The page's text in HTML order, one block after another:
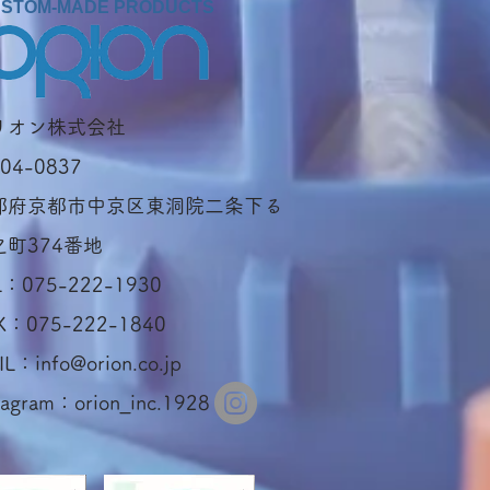
MADE PRODUCTS
オン株式会社
0837
府京都市中京区東洞院二条下る
町374番地
：075-222-1930
：075-222-1840
：info@orion.co.jp
：orion_inc.1928